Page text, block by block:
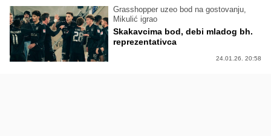
Grasshopper uzeo bod na gostovanju,
Mikulić igrao
Skakavcima bod, debi mladog bh.
reprezentativca
24.01.26. 20:58